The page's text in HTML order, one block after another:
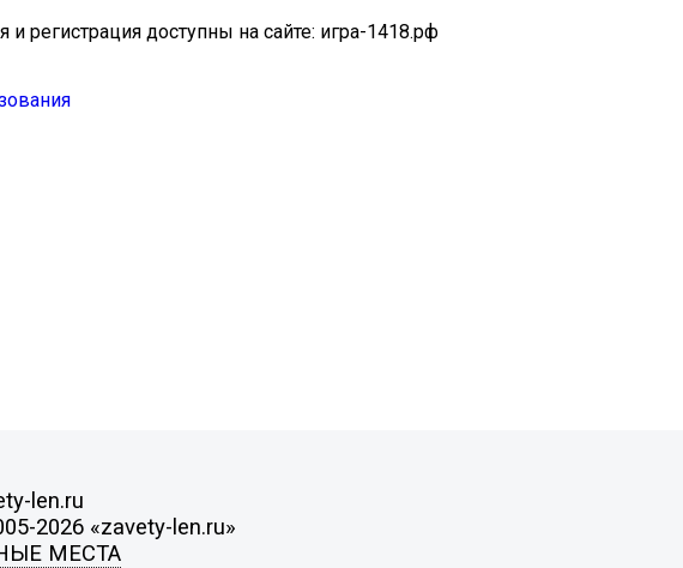
регистрация доступны на сайте: игра-1418.рф
len.ru
2026 «zavety-len.ru»
МЕСТА